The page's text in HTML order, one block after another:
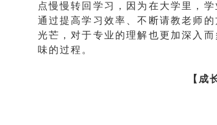
点慢慢转回学习，因为在大学里，
通过提高学习效率、不断请教老师
光芒，对于专业的理解也更加深入
味的过程。
【成